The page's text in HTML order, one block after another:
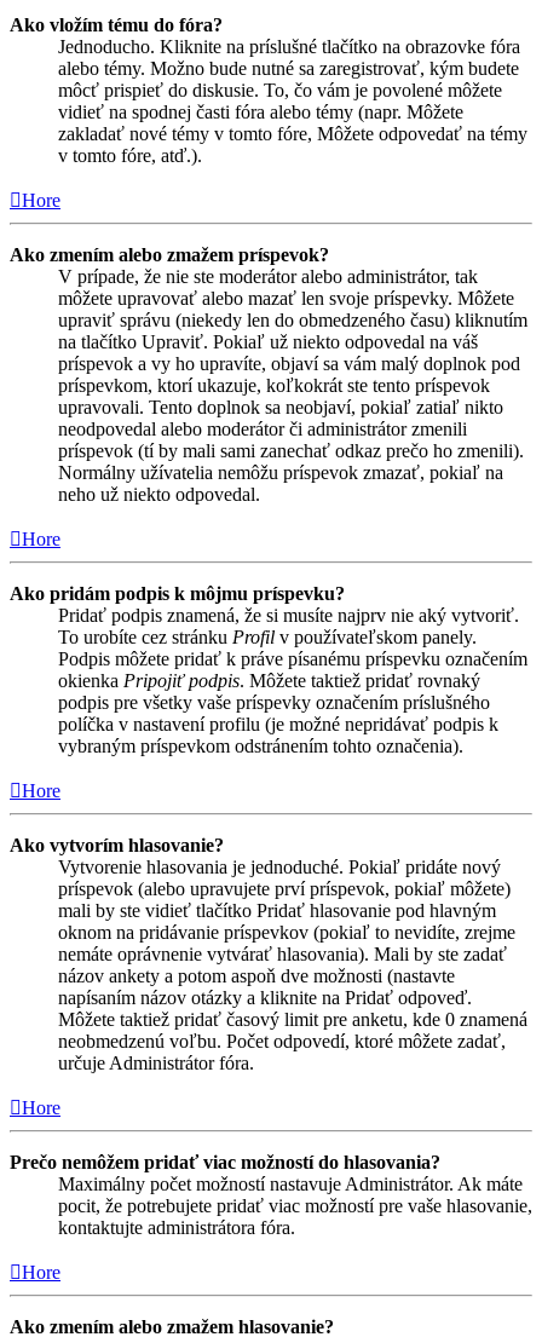
Ako vložím tému do fóra?
Jednoducho. Kliknite na príslušné tlačítko na obrazovke fóra
alebo témy. Možno bude nutné sa zaregistrovať, kým budete
môcť prispieť do diskusie. To, čo vám je povolené môžete
vidieť na spodnej časti fóra alebo témy (napr. Môžete
zakladať nové témy v tomto fóre, Môžete odpovedať na témy
v tomto fóre, atď.).
Hore
Ako zmením alebo zmažem príspevok?
V prípade, že nie ste moderátor alebo administrátor, tak
môžete upravovať alebo mazať len svoje príspevky. Môžete
upraviť správu (niekedy len do obmedzeného času) kliknutím
na tlačítko Upraviť. Pokiaľ už niekto odpovedal na váš
príspevok a vy ho upravíte, objaví sa vám malý doplnok pod
príspevkom, ktorí ukazuje, koľkokrát ste tento príspevok
upravovali. Tento doplnok sa neobjaví, pokiaľ zatiaľ nikto
neodpovedal alebo moderátor či administrátor zmenili
príspevok (tí by mali sami zanechať odkaz prečo ho zmenili).
Normálny užívatelia nemôžu príspevok zmazať, pokiaľ na
neho už niekto odpovedal.
Hore
Ako pridám podpis k môjmu príspevku?
Pridať podpis znamená, že si musíte najprv nie aký vytvoriť.
To urobíte cez stránku Profil v používateľskom panely.
Podpis môžete pridať k práve písanému príspevku označením
okienka Pripojiť podpis. Môžete taktiež pridať rovnaký
podpis pre všetky vaše príspevky označením príslušného
políčka v nastavení profilu (je možné nepridávať podpis k
vybraným príspevkom odstránením tohto označenia).
Hore
Ako vytvorím hlasovanie?
Vytvorenie hlasovania je jednoduché. Pokiaľ pridáte nový
príspevok (alebo upravujete prví príspevok, pokiaľ môžete)
mali by ste vidieť tlačítko Pridať hlasovanie pod hlavným
oknom na pridávanie príspevkov (pokiaľ to nevidíte, zrejme
nemáte oprávnenie vytvárať hlasovania). Mali by ste zadať
názov ankety a potom aspoň dve možnosti (nastavte
napísaním názov otázky a kliknite na Pridať odpoveď.
Môžete taktiež pridať časový limit pre anketu, kde 0 znamená
neobmedzenú voľbu. Počet odpovedí, ktoré môžete zadať,
určuje Administrátor fóra.
Hore
Prečo nemôžem pridať viac možností do hlasovania?
Maximálny počet možností nastavuje Administrátor. Ak máte
pocit, že potrebujete pridať viac možností pre vaše hlasovanie,
kontaktujte administrátora fóra.
Hore
Ako zmením alebo zmažem hlasovanie?